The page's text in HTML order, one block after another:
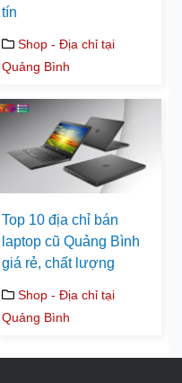
tín
Shop - Địa chỉ tại
Quảng Bình
Top 10 địa chỉ bán
laptop cũ Quảng Bình
giá rẻ, chất lượng
Shop - Địa chỉ tại
Quảng Bình